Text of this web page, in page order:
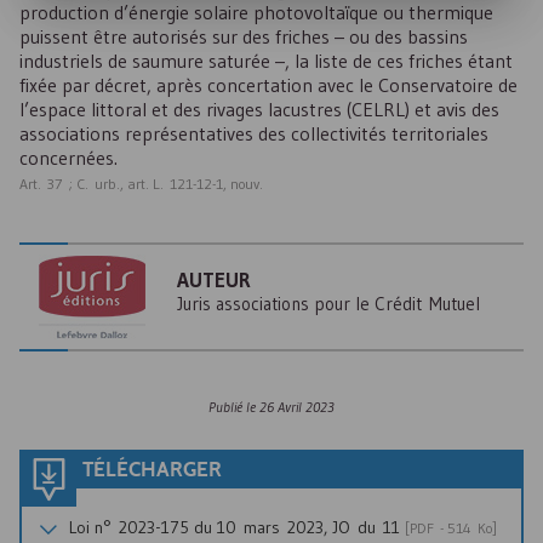
production d’énergie solaire photovoltaïque ou thermique
puissent être autorisés sur des friches – ou des bassins
industriels de saumure saturée –, la liste de ces friches étant
fixée par décret, après concertation avec le Conservatoire de
l’espace littoral et des rivages lacustres (CELRL) et avis des
associations représentatives des collectivités territoriales
concernées.
Art. 37 ; C. urb., art. L. 121-12-1, nouv.
AUTEUR
Juris associations pour le Crédit Mutuel
Publié le 26 Avril 2023
TÉLÉCHARGER
Loi n° 2023-175 du 10 mars 2023, JO du 11 [PDF - 514 Ko]